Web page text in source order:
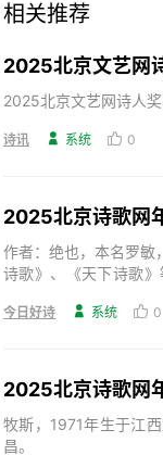
相关推荐
2025北京文艺网诗人
诗讯  系统  0
2025北京诗歌网
作者：绝也，本名罗敏
诗歌》、《天下诗歌
《天下诗歌》诗刊主编。
今日好诗  系统  0
2025北京诗歌网
牧斯，1971年生于江
昌。